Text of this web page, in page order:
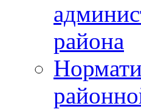
района